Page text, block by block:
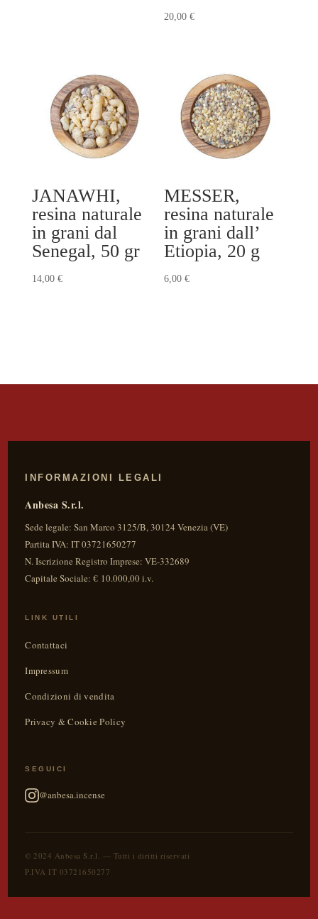
20,00€
JANAWHI,
resina naturale
in grani dal
Senegal, 50 gr
14,00 €
MESSER,
resina naturale
in grani dall’
Etiopia, 20 g
6,00€
INFORMAZIONI LEGALI
Anbesa S.r.l.
Sede legale:San Marco 3125/B,30124 Venezia(VE)
Partita IVA:IT 03721650277
N. Iscrizione Registro Imprese: VE-332689
Capitale Sociale: € 10.000,00 i.v.
LINK UTILI
Contattaci
Impressum
Condizioni di vendita
Privacy & Cookie Policy
SEGUICI
@anbesa.incense
© 2024 Anbesa S.r.l. — Tutti i diritti riservati
P.IVA IT 03721650277